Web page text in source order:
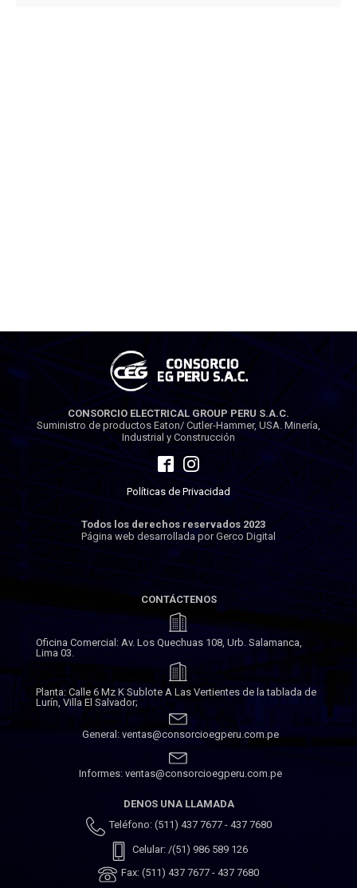
CONSORCIO ELECTRICAL GROUP PERU S.A.C.
Suministro de productos Eaton/ Cutler-Hammer, USA. Minería,
Industrial y Construcción
Políticas de Privacidad
Todos los derechos reservados 2023
Página web desarrollada por Gerco Digital
CONTÁCTENOS
Oficina Comercial: Av. Los Quechuas 108, Urb. Salamanca,
Lima 03.
Planta: Calle 6 Mz K Sublote A Las Vertientes de la tablada de
Lurín, Villa El Salvador;
General: ventas@consorcioegperu.com.pe
Informes: ventas@consorcioegperu.com.pe
DENOS UNA LLAMADA
Teléfono: (511) 437 7677 - 437 7680
Celular: /(51) 986 589 126
Fax: (511) 437 7677 - 437 7680